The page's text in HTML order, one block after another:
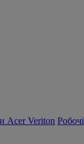
Acer Veriton